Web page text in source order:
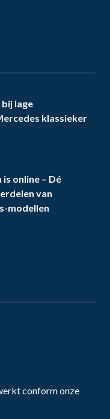
lage
klassieker
online – Dé
van
modellen
conform onze